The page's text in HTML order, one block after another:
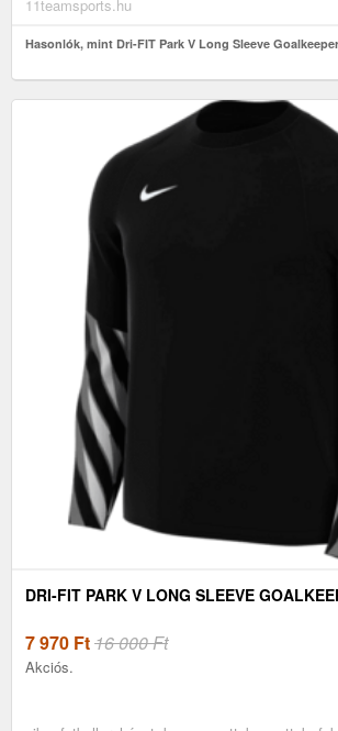
11teamsports.hu
Hasonlók, mint Dri-FIT Park V Long Sleeve Goalkeeper
DRI-FIT PARK V LONG SLEEVE
7 970 Ft16 000 Ft
Akciós.